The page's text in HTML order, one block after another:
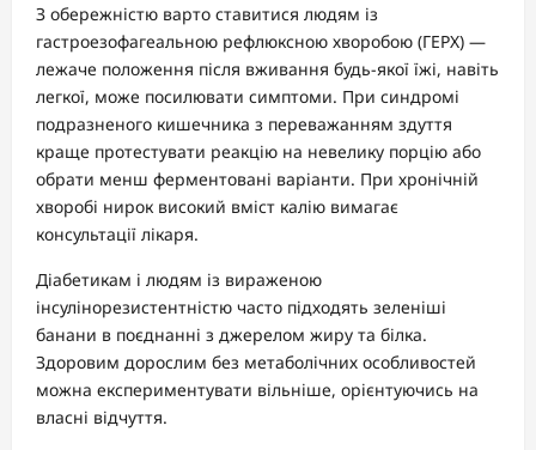
З обережністю варто ставитися людям із
гастроезофагеальною рефлюксною хворобою (ГЕРХ) —
лежаче положення після вживання будь-якої їжі, навіть
легкої, може посилювати симптоми. При синдромі
подразненого кишечника з переважанням здуття
краще протестувати реакцію на невелику порцію або
обрати менш ферментовані варіанти. При хронічній
хворобі нирок високий вміст калію вимагає
консультації лікаря.
Діабетикам і людям із вираженою
інсулінорезистентністю часто підходять зеленіші
банани в поєднанні з джерелом жиру та білка.
Здоровим дорослим без метаболічних особливостей
можна експериментувати вільніше, орієнтуючись на
власні відчуття.